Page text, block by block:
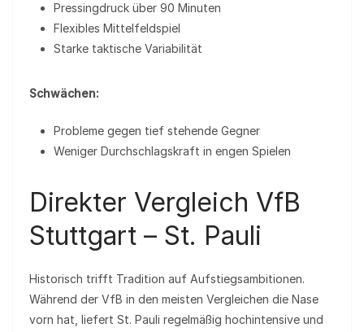
Pressingdruck über 90 Minuten
Flexibles Mittelfeldspiel
Starke taktische Variabilität
Schwächen:
Probleme gegen tief stehende Gegner
Weniger Durchschlagskraft in engen Spielen
Direkter Vergleich VfB
Stuttgart – St. Pauli
Historisch trifft Tradition auf Aufstiegsambitionen.
Während der VfB in den meisten Vergleichen die Nase
vorn hat, liefert St. Pauli regelmäßig hochintensive und